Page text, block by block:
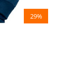
29%